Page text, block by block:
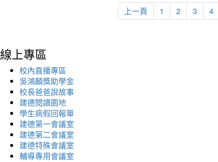
上一頁 1 2 3 4
線上專區
校內直播專區
吳鴻麟獎助學金
校長爸爸說故事
建德閱讀園地
學生病假回報單
建德第一會議室
建德第二會議室
建德特殊會議室
輔導專用會議室